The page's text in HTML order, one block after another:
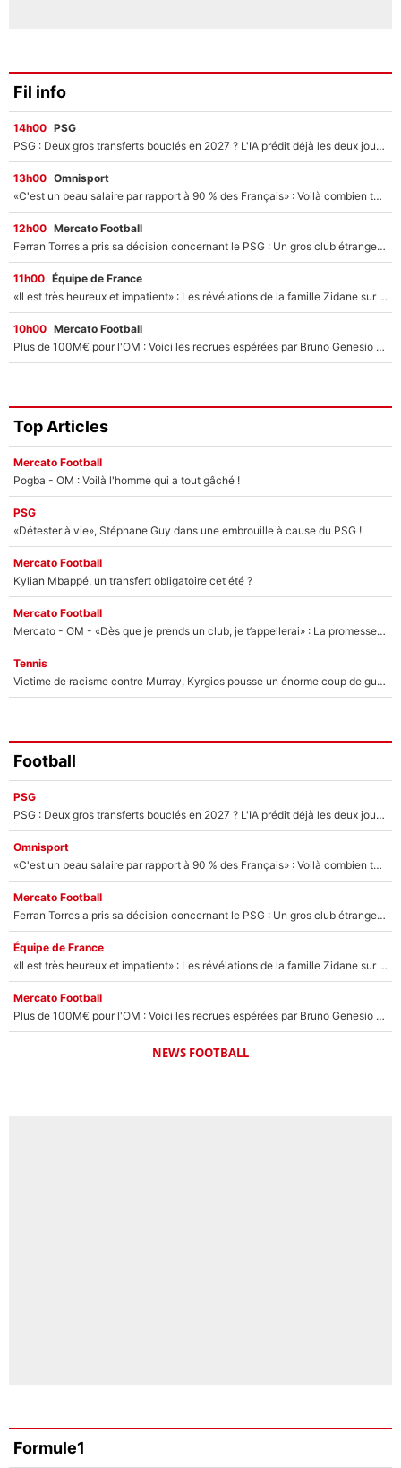
Fil info
14h00 PSG
PSG : Deux gros transferts bouclés en 2027 ? L'IA prédit déjà les deux joueurs qui pourraient rejoindre Luis Enrique !
13h00 Omnisport
«C'est un beau salaire par rapport à 90 % des Français» : Voilà combien touchait Nelson Monfort sur France Télévisions avant de rejoindre CNews
12h00 Mercato Football
Ferran Torres a pris sa décision concernant le PSG : Un gros club étranger prêt à relancer le feuilleton pour la signature du champion du monde 2026 !
11h00 Équipe de France
«Il est très heureux et impatient» : Les révélations de la famille Zidane sur sa prise de pouvoir en équipe de France !
10h00 Mercato Football
Plus de 100M€ pour l'OM : Voici les recrues espérées par Bruno Genesio et Grégory Lorenzi après l’opération dégraissage
Top Articles
Mercato Football
Pogba - OM : Voilà l'homme qui a tout gâché !
PSG
«Détester à vie», Stéphane Guy dans une embrouille à cause du PSG !
Mercato Football
Kylian Mbappé, un transfert obligatoire cet été ?
Mercato Football
Mercato - OM - «Dès que je prends un club, je t’appellerai» : La promesse de Marcelino au moment de claquer la porte
Tennis
Victime de racisme contre Murray, Kyrgios pousse un énorme coup de gueule !
Football
PSG
PSG : Deux gros transferts bouclés en 2027 ? L'IA prédit déjà les deux joueurs qui pourraient rejoindre Luis Enrique !
Omnisport
«C'est un beau salaire par rapport à 90 % des Français» : Voilà combien touchait Nelson Monfort sur France Télévisions avant de rejoindre CNews
Mercato Football
Ferran Torres a pris sa décision concernant le PSG : Un gros club étranger prêt à relancer le feuilleton pour la signature du champion du monde 2026 !
Équipe de France
«Il est très heureux et impatient» : Les révélations de la famille Zidane sur sa prise de pouvoir en équipe de France !
Mercato Football
Plus de 100M€ pour l'OM : Voici les recrues espérées par Bruno Genesio et Grégory Lorenzi après l’opération dégraissage
NEWS FOOTBALL
Formule1